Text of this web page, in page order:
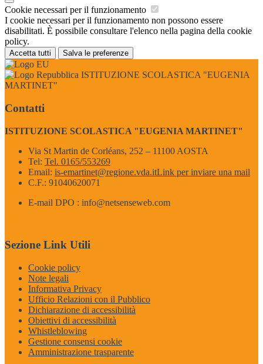
Cookie necessari per il funzionamento
I cookie necessari per il funzionamento non possono essere
disabilitati. È possibile consultare l'elenco nella pagina della cookie
policy.
Accetta tutti Salva le preferenze
ISTITUZIONE SCOLASTICA "EUGENIA
MARTINET"
Contatti
ISTITUZIONE SCOLASTICA "EUGENIA MARTINET"
Via St Martin de Corléans, 252 – 11100 AOSTA
Tel: Tel. 0165/553269
Email: is-emartinet@regione.vda.itLink per inviare una mail
C.F.: 91040620071
E-mail DPO : info@netsenseweb.com
Sezione Link Utili
Cookie policy
Note legali
Informativa Privacy
Ufficio Relazioni con il Pubblico
Dichiarazione di accessibilità
Obiettivi di accessibilità
Whistleblowing
Gestione consensi cookie
Amministrazione trasparente